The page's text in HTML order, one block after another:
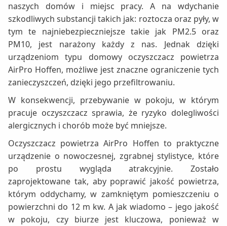
naszych domów i miejsc pracy. A na wdychanie
szkodliwych substancji takich jak: roztocza oraz pyły, w
tym te najniebezpieczniejsze takie jak PM2.5 oraz
PM10, jest narażony każdy z nas. Jednak dzięki
urządzeniom typu domowy oczyszczacz powietrza
AirPro Hoffen, możliwe jest znaczne ograniczenie tych
zanieczyszczeń, dzięki jego przefiltrowaniu.
W konsekwencji, przebywanie w pokoju, w którym
pracuje oczyszczacz sprawia, że ryzyko dolegliwości
alergicznych i chorób może być mniejsze.
Oczyszczacz powietrza AirPro Hoffen to praktyczne
urządzenie o nowoczesnej, zgrabnej stylistyce, które
po prostu wygląda atrakcyjnie. Zostało
zaprojektowane tak, aby poprawić jakość powietrza,
którym oddychamy, w zamkniętym pomieszczeniu o
powierzchni do 12 m kw. A jak wiadomo – jego jakość
w pokoju, czy biurze jest kluczowa, ponieważ w